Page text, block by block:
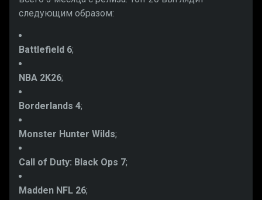
следующим образом:
Battlefield 6;
NBA 2K26;
Borderlands 4;
Monster Hunter Wilds;
Call of Duty: Black Ops 7;
Madden NFL 26;